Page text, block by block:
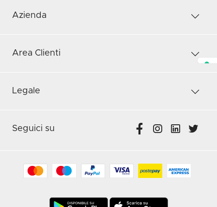
Azienda
Area Clienti
Legale
Seguici su